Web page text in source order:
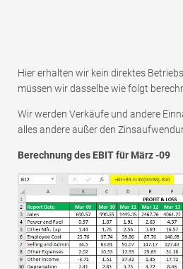
Hier erhalten wir kein direktes
müssen wir dasselbe wie folgt
Wir werden Verkäufe und andere
alles andere außer den
Berechnung des EBIT für März -09